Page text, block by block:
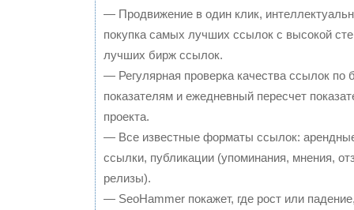
— Продвижение в один клик,
покупка самых лучших ссылок с высокой
лучших бирж ссылок.
— Регулярная проверка качества ссылок по
показателям и ежедневный пересчет
проекта.
— Все известные форматы ссылок:
ссылки, публикации (упоминания, мнения,
релизы).
— SeoHammer покажет, где рост или